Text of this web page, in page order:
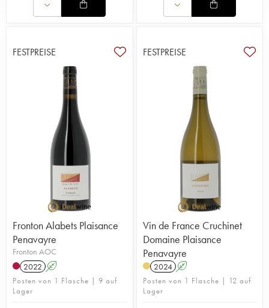
FESTPREISE
Fronton Alabets Plaisance
Penavayre
Fronton AOC
2022 A
Posten von 1 Flasche | 9 auf
Lager
FESTPREISE
Vin de France Cruchinet
Domaine Plaisance
Penavayre
2024 A
Posten von 1 Flasche | 12 auf
Lager